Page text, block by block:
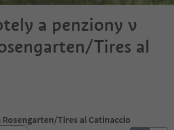
a penziony v
Tires al
Rosengarten/Tires al Catinaccio